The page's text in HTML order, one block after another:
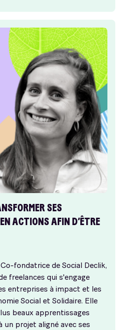
SES
ACTIONS AFIN D’ÊTRE
fondatrice de Social Declik,
freelances qui s'engage
entreprises à impact et les
Social et Solidaire. Elle
beaux apprentissages
un projet aligné avec ses